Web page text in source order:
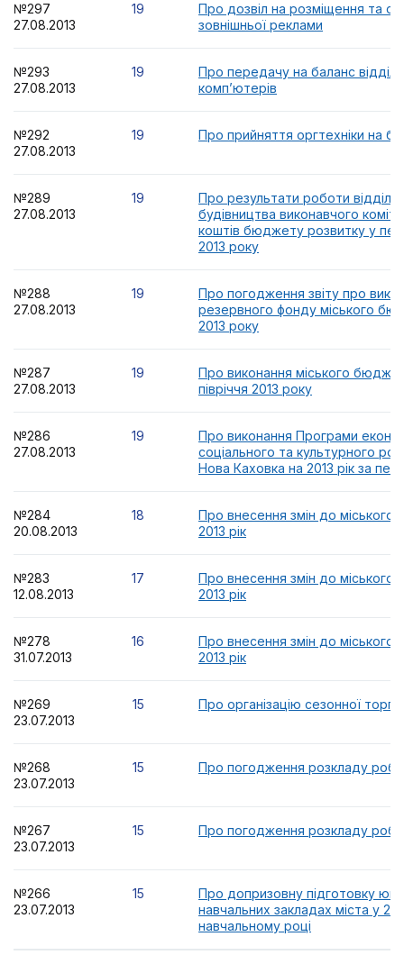
№297
27.08.2013
19
Про дозвіл на розміщення та
зовнішньої реклами
№293
27.08.2013
19
Про передачу на баланс відділу
комп’ютерів
№292
27.08.2013
19 Про прийняття оргтехніки на
№289
27.08.2013
19
Про результати роботи відділу
будівництва виконавчого
коштів бюджету розвитку у
2013 року
№288
27.08.2013
19
Про погодження звіту про
резервного фонду міського
2013 року
№287
27.08.2013
19
Про виконання міського
півріччя 2013 року
№286
27.08.2013
19
Про виконання Програми
соціального та культурного
Нова Каховка на 2013 рік за
№284
20.08.2013
18
Про внесення змін до
2013 рік
№283
12.08.2013
17
Про внесення змін до
2013 рік
№278
31.07.2013
16
Про внесення змін до
2013 рік
№269
23.07.2013
15 Про організацію сезонної
№268
23.07.2013
15 Про погодження розкладу
№267
23.07.2013
15 Про погодження розкладу
№266
23.07.2013
15
Про допризовну підготовку
навчальних закладах міста у
навчальному році